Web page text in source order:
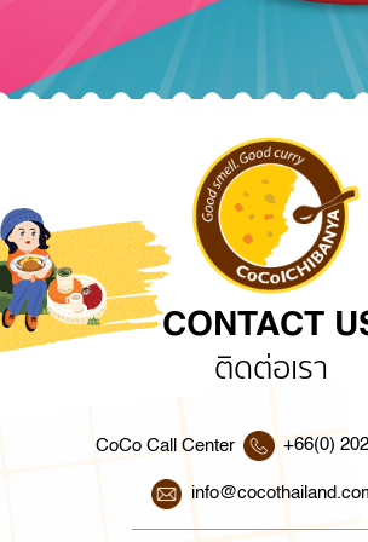
CONTACT
ติดต่อเรา
CoCo Call Center
+66(0)